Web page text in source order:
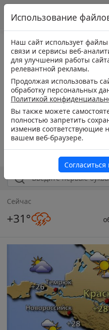
Сейчас
+31°
Использование
Наш сайт использует
связи и сервисы веб-
для улучшения работы
релевантной рекламы.
Продолжая использовать
обработку персональных
Политикой
Вы также можете
полностью запретить
изменив соответствующие
вашем веб-браузере.